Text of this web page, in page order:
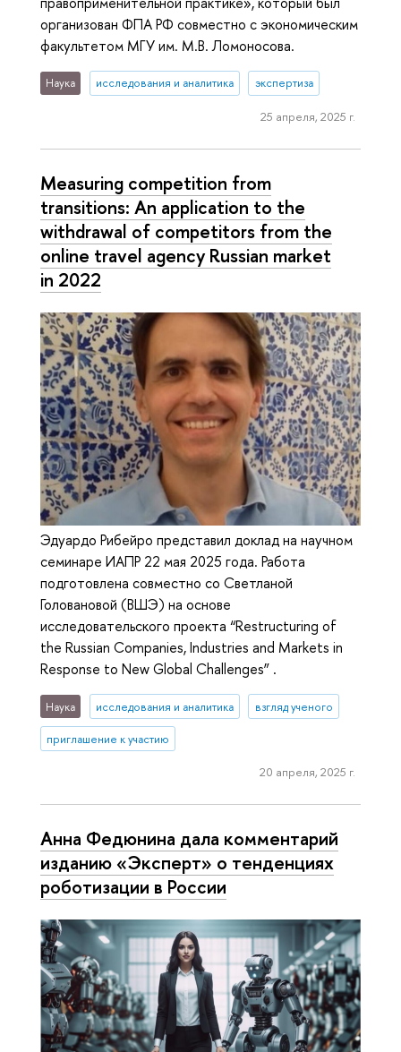
организован ФПА РФ совместно с экономическим
факультетом МГУ им. М.В. Ломоносова.
Наука исследования и аналитика экспертиза
25 апреля, 2025 г.
Measuring competition from
transitions: An application to the
withdrawal of competitors from the
online travel agency Russian market
in 2022
Эдуардо Рибейро представил доклад на научном
семинаре ИАПР 22 мая 2025 года. Работа
подготовлена совместно со Светланой
Головановой (ВШЭ) на основе
исследовательского проекта “Restructuring of
the Russian Companies, Industries and Markets in
Response to New Global Challenges” .
Наука исследования и аналитика взгляд ученого
приглашение к участию
20 апреля, 2025 г.
Анна Федюнина дала комментарий
изданию «Эксперт» о тенденциях
роботизации в России